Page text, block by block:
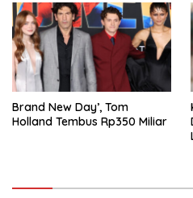
Brand New Day’, Tom
Holland Tembus Rp350 Miliar